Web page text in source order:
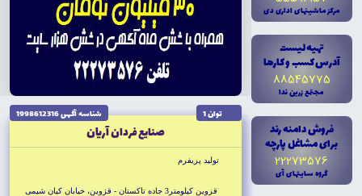
مرکز ماشينهاى ادارى دى
تهيه ليست
آدرس کسب و کارها
88545775
مجتمع زرين ندا
فروش دامنه رند
براى مشاغل پارچه
22273576
گروه سايتهاى آى
توان 1 شناسه آگهى 1998612316
صنايع فردان آريان
توليد پريفرم
قزوين كيلومتر3 جاده تاكستان - قزوين، خيابان كيان شيمى